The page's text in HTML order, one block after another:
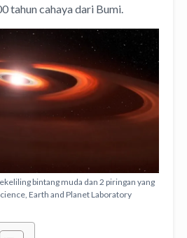
tahun cahaya dari Bumi.
bintang muda dan 2 piringan yang
Earth and Planet Laboratory